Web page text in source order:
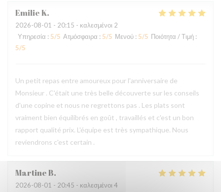
EmilieK
2026-08-01 - 20:15 - καλεσμένοι 2
Υπηρεσία : 5/5 Ατμόσφαιρα : 5/5 Μενού : 5/5 Ποιότητα / Τιμή :
5/5
Un petit repas entre amoureux pour l'anniversaire de
Monsieur . C'était une très belle découverte sur les conseils
d'une copine et nous ne regrettons pas . Les plats sont
vraiment bien équilibrés en goût , travaillés et c'est un bon
rapport qualité prix. L'équipe est très sympathique. Nous
reviendrons c'est certain .
MartineB
2026-08-01 - 20:45 - καλεσμένοι 4